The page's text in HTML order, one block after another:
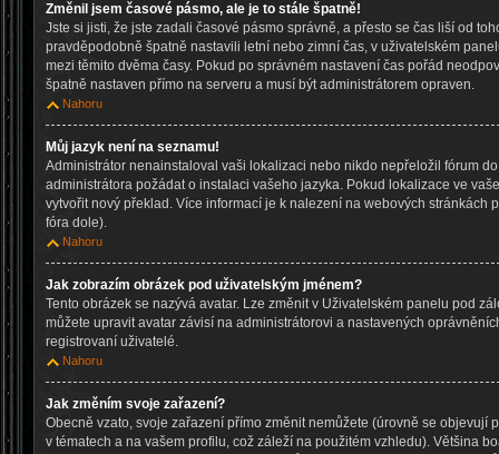
Změnil jsem časové pásmo, ale je to stále špatně!
Jste si jisti, že jste zadali časové pásmo správně, a přesto se čas liší od
pravděpodobně špatně nastavili letní nebo zimní čas, v uživatelském
mezi těmito dvěma časy. Pokud po správném nastavení čas pořád
špatně nastaven přímo na serveru a musí být administrátorem opraven.
Nahoru
Můj jazyk není na seznamu!
Administrátor nenainstaloval vaši lokalizaci nebo nikdo nepřeložil fórum
administrátora požádat o instalaci vašeho jazyka. Pokud lokalizace ve
vytvořit nový překlad. Více informací je k nalezení na webových stránkách
fóra dole).
Nahoru
Jak zobrazím obrázek pod uživatelským jménem?
Tento obrázek se nazývá avatar. Lze změnit v Uživatelském panelu pod
můžete upravit avatar závisí na administrátorovi a nastavených
registrovaní uživatelé.
Nahoru
Jak změním svoje zařazení?
Obecně vzato, svoje zařazení přímo změnit nemůžete (úrovně se objevují
v tématech a na vašem profilu, což záleží na použitém vzhledu). Většina